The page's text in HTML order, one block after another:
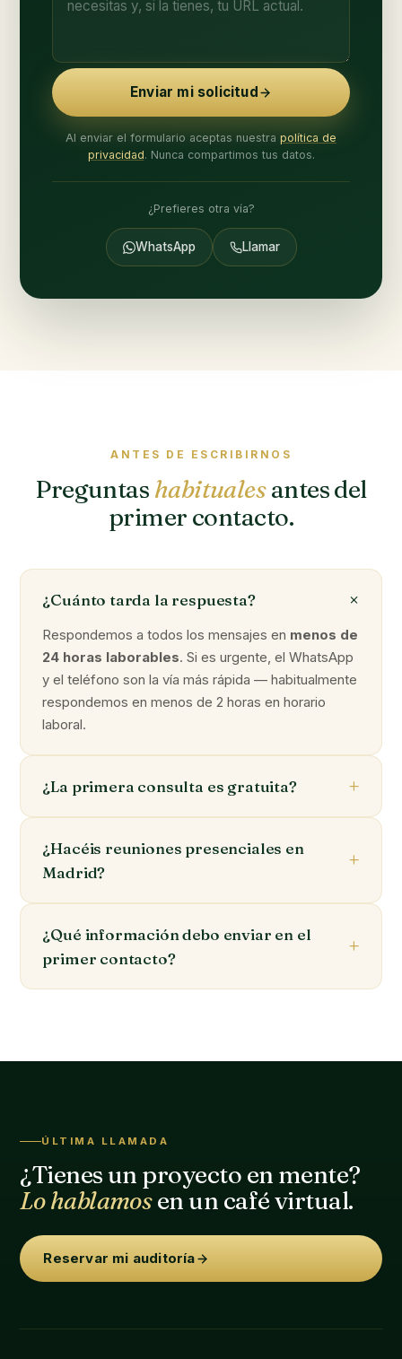
Enviar mi solicitud
Al enviar el formulario aceptas nuestra política de
privacidad. Nunca compartimos tus datos.
¿Prefieres otra vía?
WhatsApp Llamar
ANTES DE ESCRIBIRNOS
Preguntas habitualesantes del
primer contacto.
¿Cuánto tarda la respuesta?
Respondemos a todos los mensajes en menos de
24 horas laborables. Si es urgente, el WhatsApp
y el teléfono son la vía más rápida — habitualmente
respondemos en menos de 2 horas en horario
laboral.
¿La primera consulta es gratuita?
¿Hacéis reuniones presenciales en
Madrid?
¿Qué información debo enviar en el
primer contacto?
ÚLTIMA LLAMADA
¿Tienes un proyecto en mente?
Lo hablamosen un café virtual.
Reservar mi auditoría